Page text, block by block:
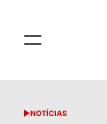
POSTED
NOTÍCIAS